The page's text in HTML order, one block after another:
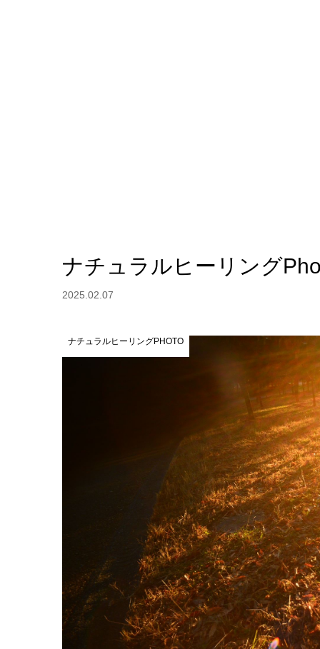
ナチュラルヒーリング
2025.02.07
ナチュラルヒーリングPHOTO